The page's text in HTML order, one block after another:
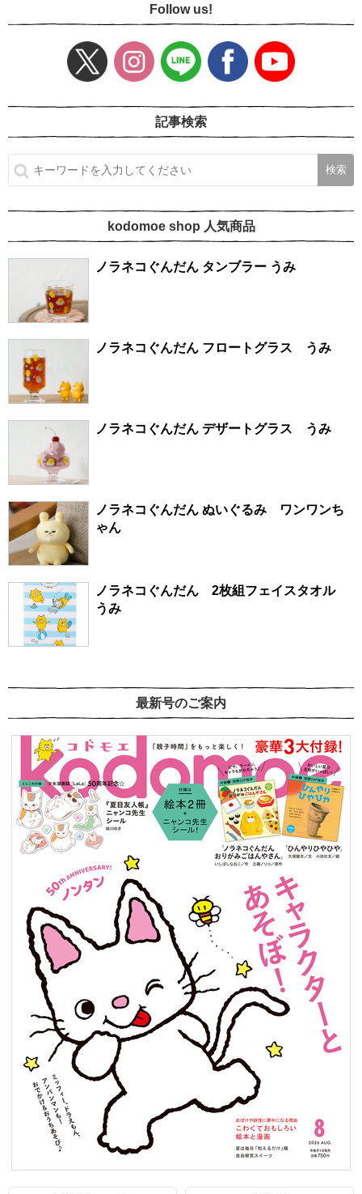
Follow us!
記事検索
kodomoe shop 人気商品
ノラネコぐんだん タンブラー うみ
ノラネコぐんだん フロートグラス うみ
ノラネコぐんだん デザートグラス うみ
ノラネコぐんだん ぬいぐるみ ワンワンち
ゃん
ノラネコぐんだん 2枚組フェイスタオル
うみ
最新号のご案内